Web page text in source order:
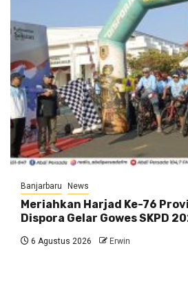
Banjarbaru News
Meriahkan Harjad Ke-76
Dispora Gelar Gowes SKPD
6 Agustus 2026 Erwin